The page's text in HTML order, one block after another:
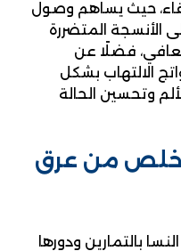
حيث يساهم وصول
الأنسجة المتضررة
فضلًا عن
الالتهاب بشكل
وتحسين الحالة
من عرق
بالتمارين ودورها